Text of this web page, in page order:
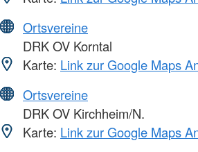
Ortsvereine
DRK OV Korntal
Karte: Link zur Google Maps
Ortsvereine
DRK OV Kirchheim/N.
Karte: Link zur Google Maps